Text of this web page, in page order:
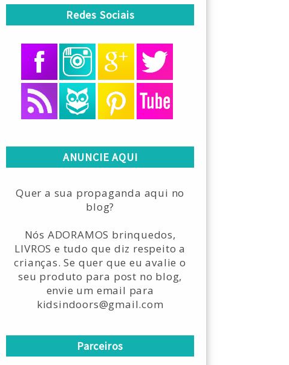
Redes Sociais
ANUNCIE AQUI
Quer a sua propaganda aqui no
blog?
Nós ADORAMOS brinquedos,
LIVROS e tudo que diz respeito a
crianças. Se quer que eu avalie o
seu produto para post no blog,
envie um email para
kidsindoors@gmail.com
Parceiros